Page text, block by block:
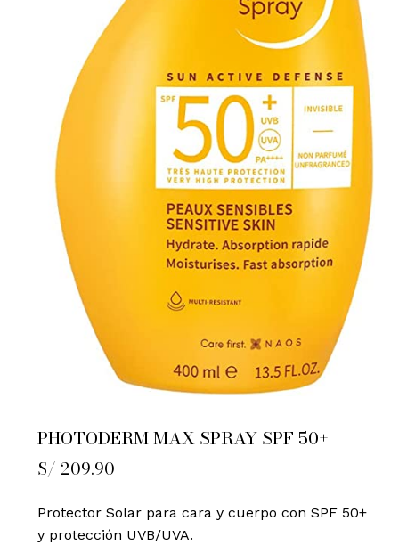
PHOTODERM MAX SPRAY SPF 50+
S/ 209.90
Protector Solar para cara y cuerpo con SPF 50+
y protección UVB/UVA.